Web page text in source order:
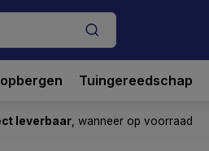
Tuingereedschap
leverbaar , wanneer op voorraad